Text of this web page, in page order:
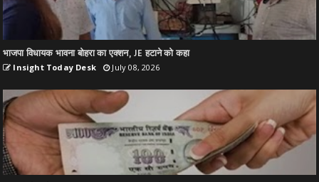
भाजपा विधायक भावना बोहरा का एक्शन, JE हटाने को कहा
Insight Today Desk July 08, 2026